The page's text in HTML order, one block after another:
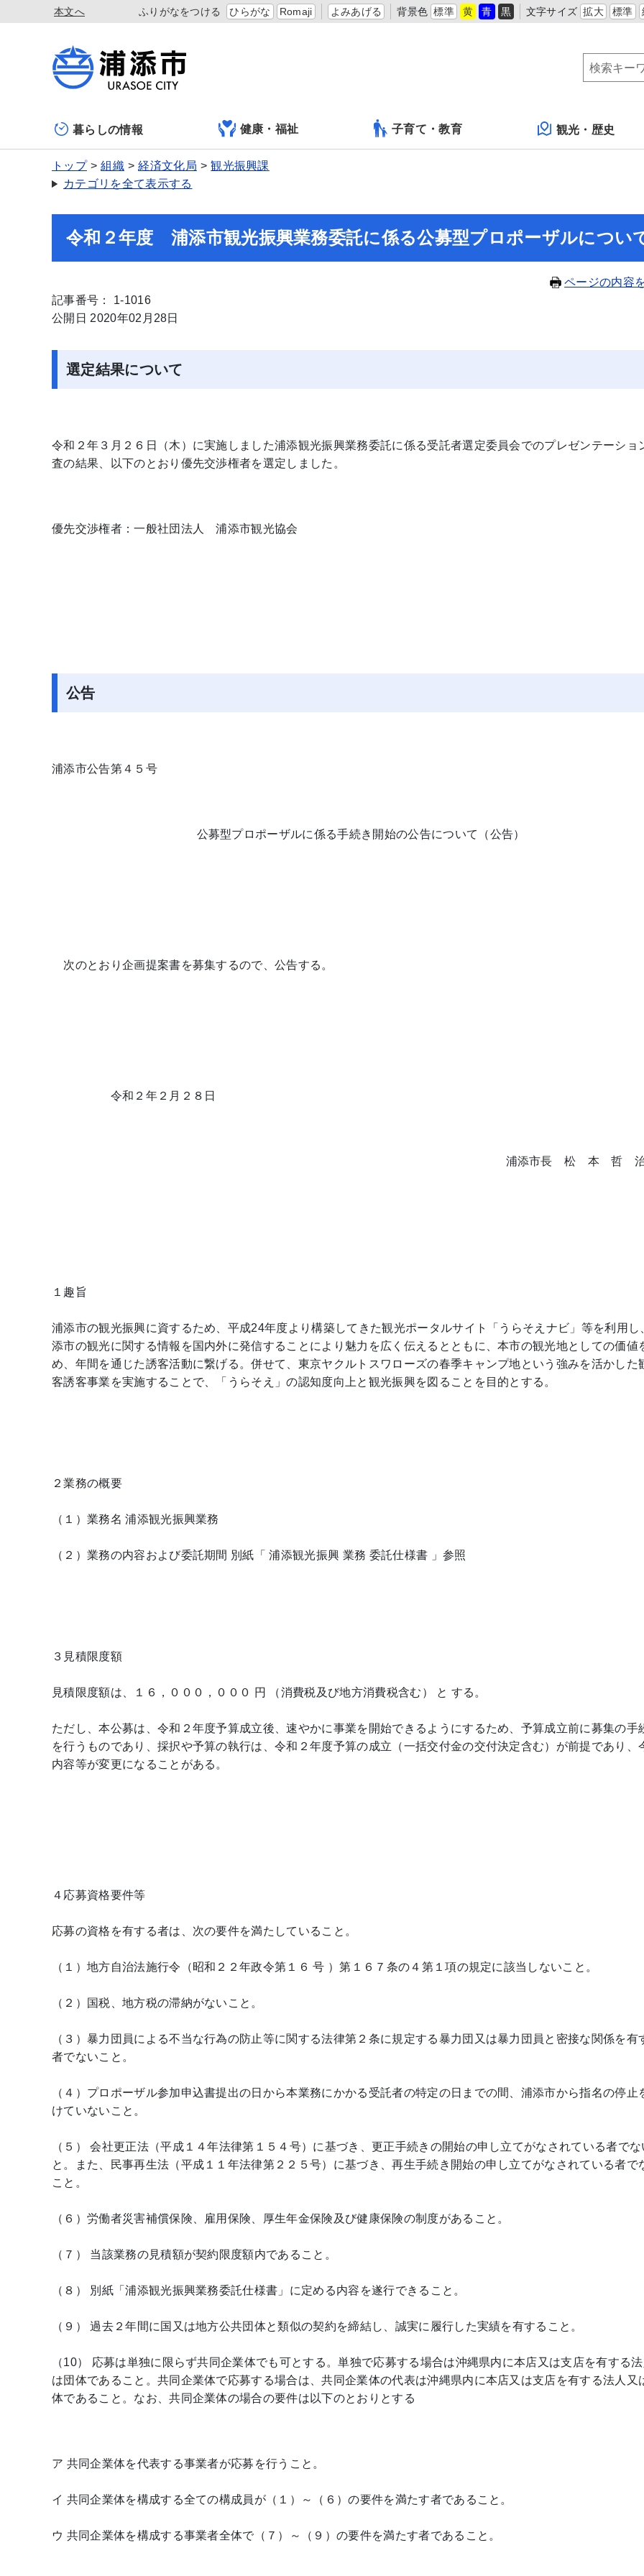
本文へ ふりがなをつける ひらがな Romaji よみあげる 背景色 標準 黄 青 黒 文字サイズ 拡大 標準
暮らしの情報 健康・福祉 子育て・教育 観光・歴史
トップ 組織 経済文化局
観光振興課
カテゴリを全て表示する
令和２年度 浦添市観光振興業務委託に係る公募型プロポーザルについ
ページの内容
記事番号： 1-1016
公開日 2020年02月28日
選定結果について
令和２年３月２６日（木）に実施しました浦添観光振興業務委託に係る受託者選定委員会でのプレゼンテーショ
査の結果、以下のとおり優先交渉権者を選定しました。
優先交渉権者：一般社団法人 浦添市観光協会
公告
浦添市公告第４５号
公募型プロポーザルに係る手続き開始の公告について（公告）
次のとおり企画提案書を募集するので、公告する。
令和２年２月２８日
浦添市長 松 本 哲
１趣旨
浦添市の観光振興に資するため、平成24年度より構築してきた観光ポータルサイト「うらそえナビ」等を利用し
添市の観光に関する情報を国内外に発信することにより魅力を広く伝えるとともに、本市の観光地としての価値
め、年間を通じた誘客活動に繋げる。併せて、東京ヤクルトスワローズの春季キャンプ地という強みを活かした
客誘客事業を実施することで、「うらそえ」の認知度向上と観光振興を図ることを目的とする。
２業務の概要
（１）業務名 浦添観光振興業務
（２）業務の内容および委託期間 別紙「 浦添観光振興 業務 委託仕様書 」参照
３見積限度額
見積限度額は、１６，０００，０００ 円 （消費税及び地方消費税含む） と する。
ただし、本公募は、令和２年度予算成立後、速やかに事業を開始できるようにするため、予算成立前に募集の手
を行うものであり、採択や予算の執行は、令和２年度予算の成立（一括交付金の交付決定含む）が前提であり、
内容等が変更になることがある。
４応募資格要件等
応募の資格を有する者は、次の要件を満たしていること。
（１）地方自治法施行令（昭和２２年政令第１６ 号 ）第１６７条の４第１項の規定に該当しないこと。
（２）国税、地方税の滞納がないこと。
（３）暴力団員による不当な行為の防止等に関する法律第２条に規定する暴力団又は暴力団員と密接な関係を有
者でないこと。
（４）プロポーザル参加申込書提出の日から本業務にかかる受託者の特定の日までの間、浦添市から指名の停止
けていないこと。
（５） 会社更正法（平成１４年法律第１５４号）に基づき、更正手続きの開始の申し立てがなされている者でな
と。また、民事再生法（平成１１年法律第２２５号）に基づき、再生手続き開始の申し立てがなされている者で
こと。
（６）労働者災害補償保険、雇用保険、厚生年金保険及び健康保険の制度があること。
（７） 当該業務の見積額が契約限度額内であること。
（８） 別紙「浦添観光振興業務委託仕様書」に定める内容を遂行できること。
（９） 過去２年間に国又は地方公共団体と類似の契約を締結し、誠実に履行した実績を有すること。
（10） 応募は単独に限らず共同企業体でも可とする。単独で応募する場合は沖縄県内に本店又は支店を有する法
は団体であること。共同企業体で応募する場合は、共同企業体の代表は沖縄県内に本店又は支店を有する法人又
体であること。なお、共同企業体の場合の要件は以下のとおりとする
ア 共同企業体を代表する事業者が応募を行うこと。
イ 共同企業体を構成する全ての構成員が（１）～（６）の要件を満たす者であること。
ウ 共同企業体を構成する事業者全体で（７）～（９）の要件を満たす者であること。